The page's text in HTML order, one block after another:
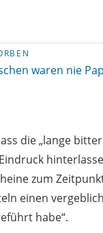
waren nie
die „lange
zum
einen
habe“.